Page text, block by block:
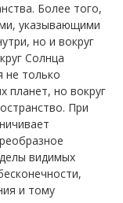
Более того,
указывающими
но и вокруг
Солнца
не только
планет, но вокруг
При
видимых
и тому